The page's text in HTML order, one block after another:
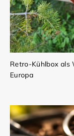
Retro-Kühlbox als
Europa